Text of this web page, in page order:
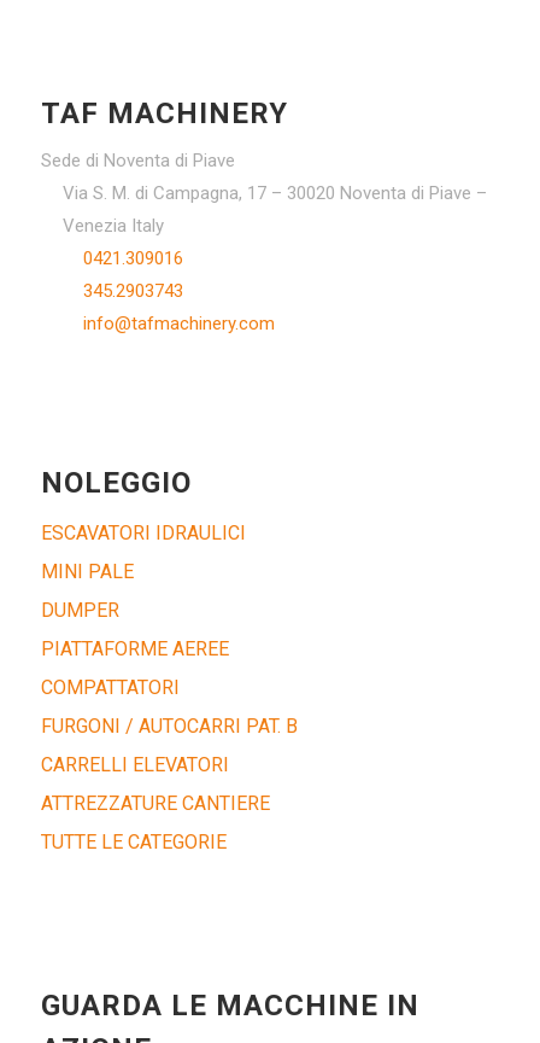
TAF MACHINERY
Sede di Noventa di Piave
Via S. M. di Campagna, 17 – 30020 Noventa di Piave –
Venezia Italy
0421.309016
345.2903743
info@tafmachinery.com
NOLEGGIO
ESCAVATORI IDRAULICI
MINI PALE
DUMPER
PIATTAFORME AEREE
COMPATTATORI
FURGONI / AUTOCARRI PAT. B
CARRELLI ELEVATORI
ATTREZZATURE CANTIERE
TUTTE LE CATEGORIE
GUARDA LE MACCHINE IN